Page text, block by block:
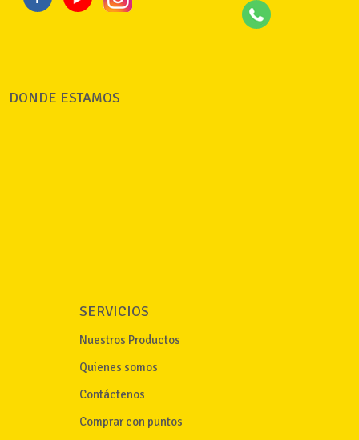
DONDE ESTAMOS
SERVICIOS
Nuestros Productos
Quienes somos
Contáctenos
Comprar con puntos